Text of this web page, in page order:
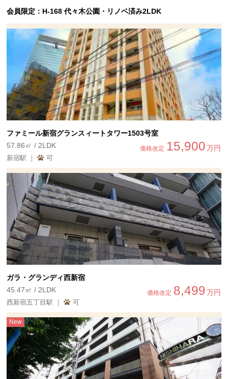
会員限定：H-168 代々木公園・リノベ済み2LDK
ファミール新宿グランスィートタワー1503号室
価格改定 15,900万円
57.86㎡ / 2LDK
新宿駅 ｜ 可
ガラ・グランディ西新宿
価格改定 8,499万円
45.47㎡ / 2LDK
西新宿五丁目駅 ｜ 可
New